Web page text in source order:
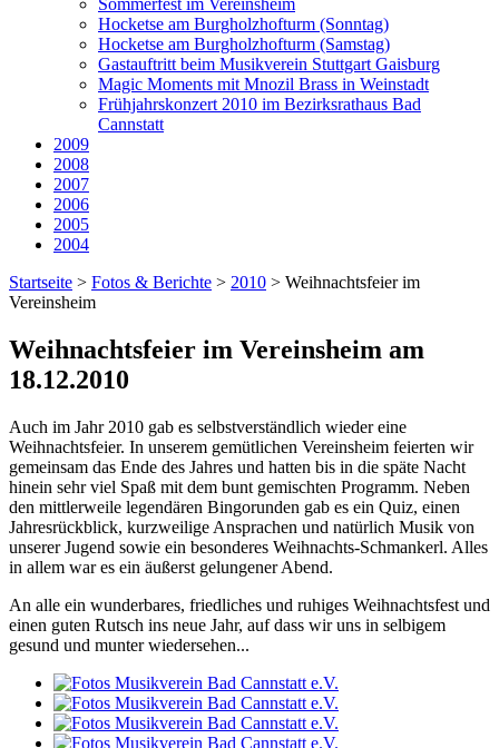
Sommerfest im Vereinsheim
Hocketse am Burgholzhofturm (Sonntag)
Hocketse am Burgholzhofturm (Samstag)
Gastauftritt beim Musikverein Stuttgart Gaisburg
Magic Moments mit Mnozil Brass in Weinstadt
Frühjahrskonzert 2010 im Bezirksrathaus Bad
Cannstatt
2009
2008
2007
2006
2005
2004
Startseite > Fotos & Berichte > 2010 > Weihnachtsfeier im
Vereinsheim
Weihnachtsfeier im Vereinsheim am
18.12.2010
Auch im Jahr 2010 gab es selbstverständlich wieder eine
Weihnachtsfeier. In unserem gemütlichen Vereinsheim feierten wir
gemeinsam das Ende des Jahres und hatten bis in die späte Nacht
hinein sehr viel Spaß mit dem bunt gemischten Programm. Neben
den mittlerweile legendären Bingorunden gab es ein Quiz, einen
Jahresrückblick, kurzweilige Ansprachen und natürlich Musik von
unserer Jugend sowie ein besonderes Weihnachts-Schmankerl. Alles
in allem war es ein äußerst gelungener Abend.
An alle ein wunderbares, friedliches und ruhiges Weihnachtsfest und
einen guten Rutsch ins neue Jahr, auf dass wir uns in selbigem
gesund und munter wiedersehen...